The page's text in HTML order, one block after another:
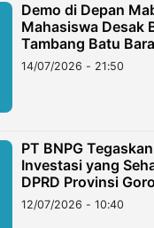
Demo di Depan
Mahasiswa Desak
Tambang Batu
Lampung
14/07/2026 - 21:50
PT BNPG
Investasi yang
DPRD Provinsi
12/07/2026 - 10:40